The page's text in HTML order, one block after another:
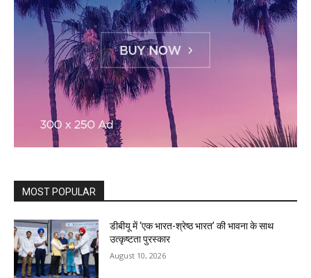
MOST POPULAR
डीबीयू में ‘एक भारत-श्रेष्ठ भारत’ की भावना के साथ
उत्कृष्टता पुरस्कार
August 10, 2026